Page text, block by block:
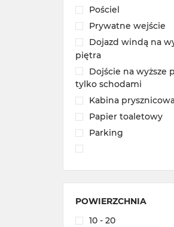
Pościel
Prywatne wejście
Dojazd windą na
piętra
Dojście na wyższe
tylko schodami
Kabina
Papier toaletowy
Parking
POWIERZCHNIA
10 - 20